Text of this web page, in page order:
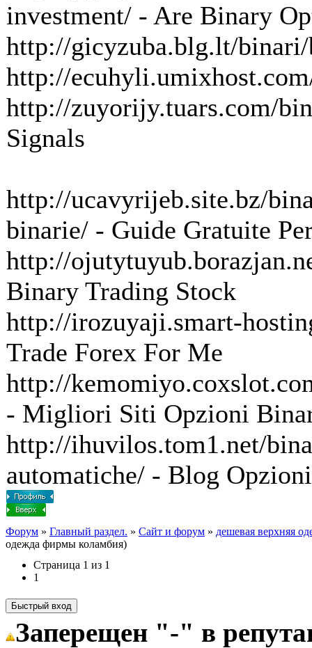
investment/ - Are Binary
http://gicyzuba.blg.lt/
http://
http://zuyorijy.tuars.com/
Signals
http://ucavyrijeb.site.bz/
binarie/ - Guide Gratuite
http://
Binary Trading Stock
http://irozuyaji.smart-
Trade Forex For Me
http://
- Migliori Siti Opzioni
http://ihuvilos.tom1.net/
automatiche/ - Blog
Форум » Главный раздел. » Сайт и форум » дешевая верхняя
одежда фирмы коламбия)
Страница 1 из 1
1
Заперещен "-" в